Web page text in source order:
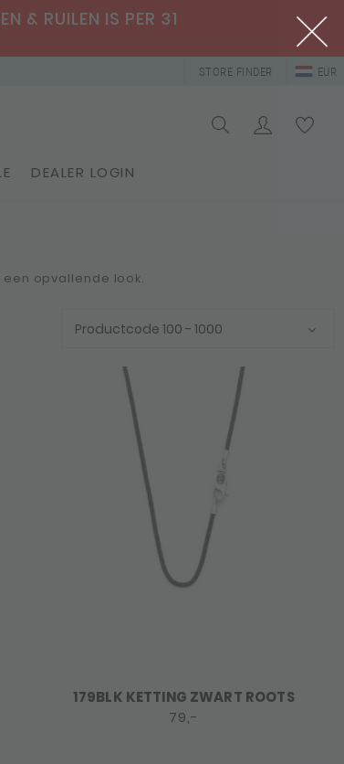
& RUILEN IS PER 31
STORE FINDER EUR
DEALER LOGIN
opvallende look.
Productcode 100 - 1000
179BLK KETTING ZWART ROOTS
79,-